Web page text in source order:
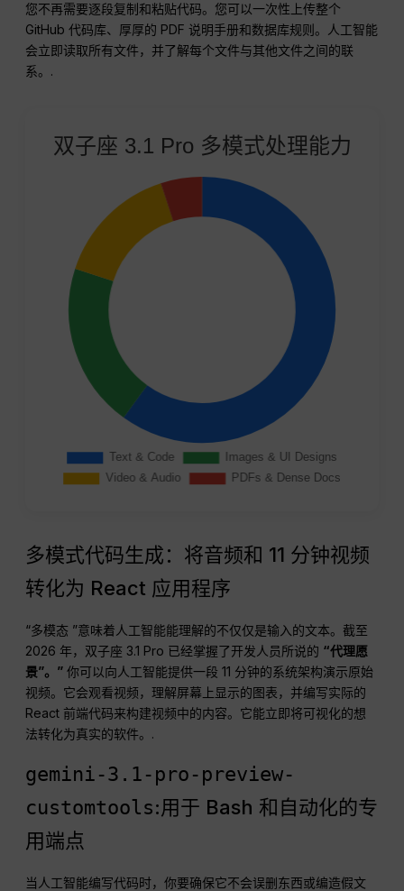
您不再需要逐段复制和粘贴代码。您可以一次性上传整个
GitHub 代码库、厚厚的 PDF 说明手册和数据库规则。人工智能
会立即读取所有文件，并了解每个文件与其他文件之间的联
系。.
双子座 3.1 Pro 多模式处理能力
多模式代码生成：将音频和 11 分钟视频
转化为 React 应用程序
“多模态 ”意味着人工智能能理解的不仅仅是输入的文本。截至
2026 年，双子座 3.1 Pro 已经掌握了开发人员所说的 “代理愿
景”。” 你可以向人工智能提供一段 11 分钟的系统架构演示原始
视频。它会观看视频，理解屏幕上显示的图表，并编写实际的
React 前端代码来构建视频中的内容。它能立即将可视化的想
法转化为真实的软件。.
gemini-3.1-pro-preview-
customtools:用于 Bash 和自动化的专
用端点
当人工智能编写代码时，你要确保它不会误删东西或编造假文